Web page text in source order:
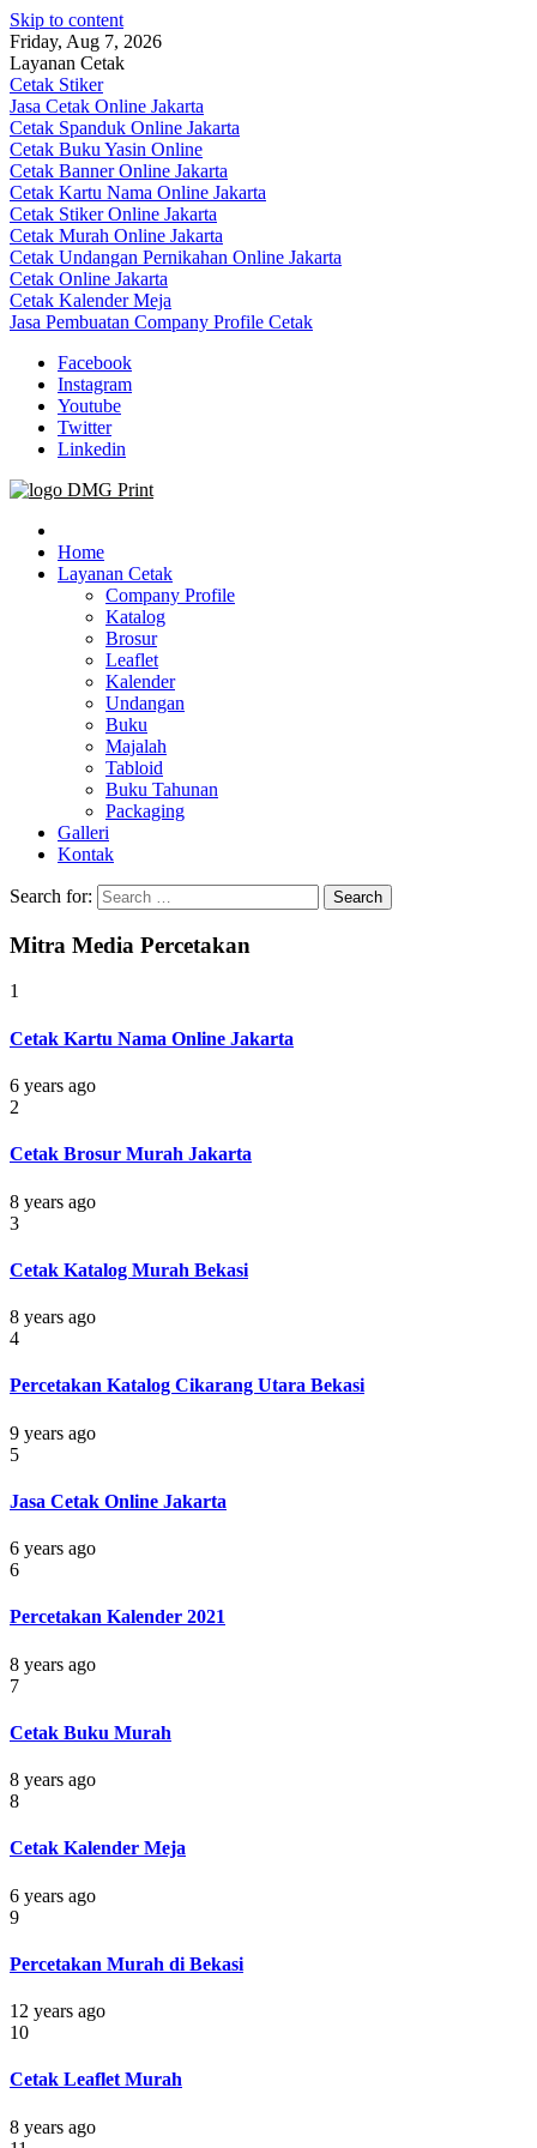
Skip to content
Friday, Aug 7, 2026
Layanan Cetak
Cetak Stiker
Jasa Cetak Online Jakarta
Cetak Spanduk Online Jakarta
Cetak Buku Yasin Online
Cetak Banner Online Jakarta
Cetak Kartu Nama Online Jakarta
Cetak Stiker Online Jakarta
Cetak Murah Online Jakarta
Cetak Undangan Pernikahan Online Jakarta
Cetak Online Jakarta
Cetak Kalender Meja
Jasa Pembuatan Company Profile Cetak
Facebook
Instagram
Youtube
Twitter
Linkedin
Jasa Cetak Online DMG Printing
Home
Layanan Cetak
Company Profile
Katalog
Brosur
Leaflet
Kalender
Undangan
Buku
Majalah
Tabloid
Buku Tahunan
Packaging
Galleri
Kontak
Search for:
Mitra Media Percetakan
1
Cetak Kartu Nama Online Jakarta
6 years ago
2
Cetak Brosur Murah Jakarta
8 years ago
3
Cetak Katalog Murah Bekasi
8 years ago
4
Percetakan Katalog Cikarang Utara Bekasi
9 years ago
5
Jasa Cetak Online Jakarta
6 years ago
6
Percetakan Kalender 2021
8 years ago
7
Cetak Buku Murah
8 years ago
8
Cetak Kalender Meja
6 years ago
9
Percetakan Murah di Bekasi
12 years ago
10
Cetak Leaflet Murah
8 years ago